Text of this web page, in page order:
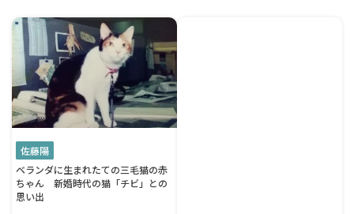
佐藤陽
ベランダに生まれたての三毛猫の赤
ちゃん 新婚時代の猫「チビ」との
思い出